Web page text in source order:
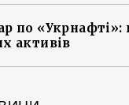
по
активів